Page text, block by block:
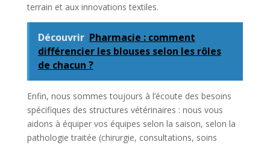
terrain et aux innovations textiles.
Découvrir Pharmacie : comment
différencier les blouses selon les rôles
de chacun ?
Enfin, nous sommes toujours à l’écoute des besoins
spécifiques des structures vétérinaires : nous vous
aidons à équiper vos équipes selon la saison, selon la
pathologie traitée (chirurgie, consultations, soins